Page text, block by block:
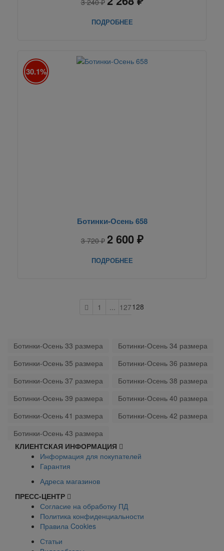
ПОДРОБНЕЕ
30.1%
Ботинки-Осень 658
3 720 ₽ 2 600 ₽
ПОДРОБНЕЕ
1 ... 127128
Ботинки-Осень 33 размера
Ботинки-Осень 34 размера
Ботинки-Осень 35 размера
Ботинки-Осень 36 размера
Ботинки-Осень 37 размера
Ботинки-Осень 38 размера
Ботинки-Осень 39 размера
Ботинки-Осень 40 размера
Ботинки-Осень 41 размера
Ботинки-Осень 42 размера
Ботинки-Осень 43 размера
КЛИЕНТСКАЯ ИНФОРМАЦИЯ
Информация для покупателей
Гарантия
Адреса магазинов
ПРЕСС-ЦЕНТР
Согласие на обработку ПД
Политика конфиденциальности
Правила Cookies
Статьи